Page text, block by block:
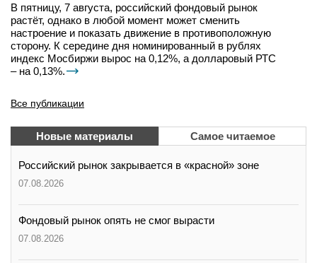
В пятницу, 7 августа, российский фондовый рынок
растёт, однако в любой момент может сменить
настроение и показать движение в противоположную
сторону. К середине дня номинированный в рублях
индекс Мосбиржи вырос на 0,12%, а долларовый РТС
– на 0,13%.
Все публикации
Новые материалы Самое читаемое
Российский рынок закрывается в «красной» зоне
07.08.2026
Фондовый рынок опять не смог вырасти
07.08.2026